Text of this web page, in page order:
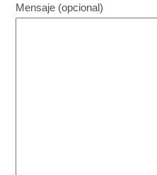
Mensaje (opcional)